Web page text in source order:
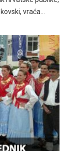
vraća…